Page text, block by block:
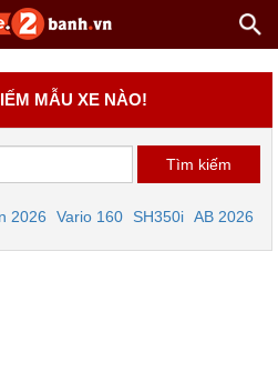
MẪU XE NÀO!
2026 Vario 160 SH350i AB 2026